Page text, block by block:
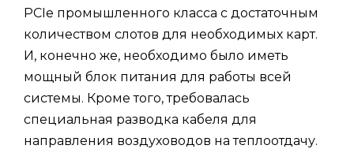
PCIe промышленного класса с достаточным
количеством слотов для необходимых карт.
И, конечно же, необходимо было иметь
мощный блок питания для работы всей
системы. Кроме того, требовалась
специальная разводка кабеля для
направления воздуховодов на теплоотдачу.